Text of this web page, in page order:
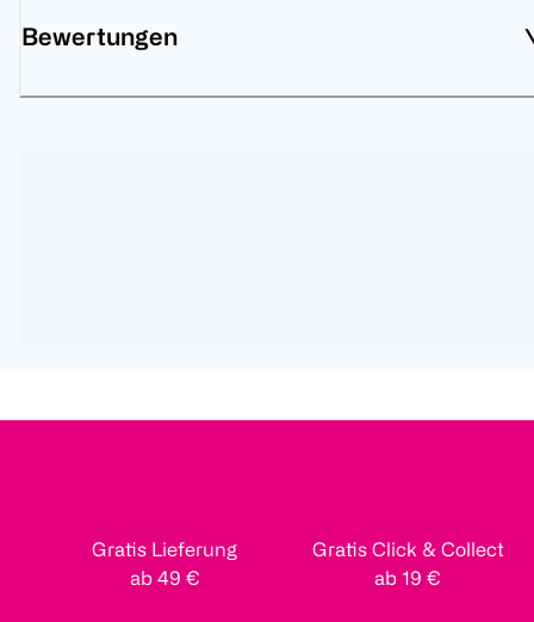
Bewertungen
Gratis Lieferung
ab 49 €
Gratis Click & Collect
ab 19 €